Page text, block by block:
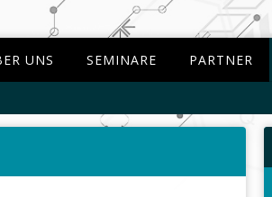
UNS SEMINARE PARTNER